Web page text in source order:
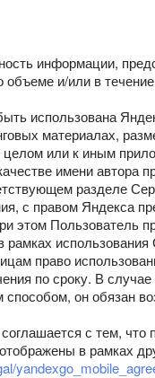
информации,
и/или в
использована
материалах,
или к иным
имени автора
разделе
с правом Яндекса
этом Пользователь
использования
право
по сроку. В
он обязан
с тем,
в рамках